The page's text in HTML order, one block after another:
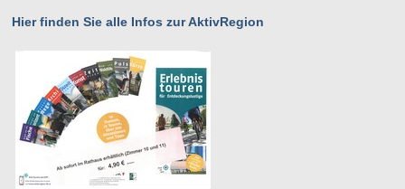
Hier finden Sie alle Infos zur AktivRegion